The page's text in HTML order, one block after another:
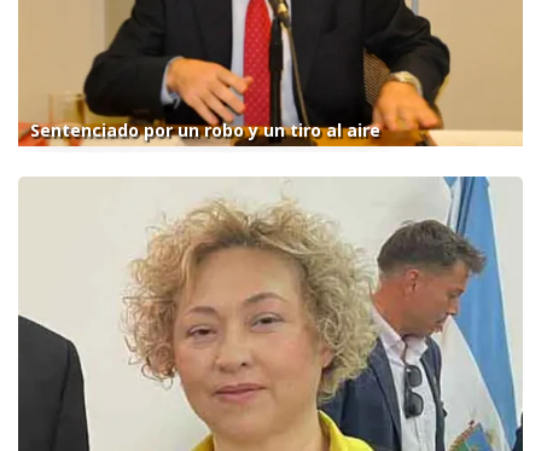
Sentenciado por un robo y un tiro al aire